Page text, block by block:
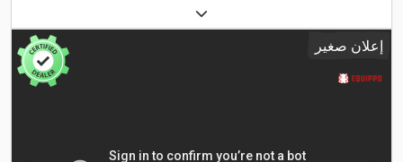
إعلان صغير